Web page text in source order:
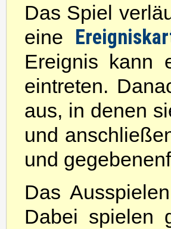
Das Spiel
eine
Ereignis kann
eintreten.
aus, in denen
und
und
Das
Dabei spielen